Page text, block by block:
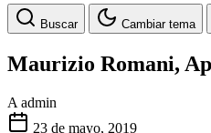
Buscar Cambiar tema
Maurizio Romani,
A admin
23 de mayo, 2019